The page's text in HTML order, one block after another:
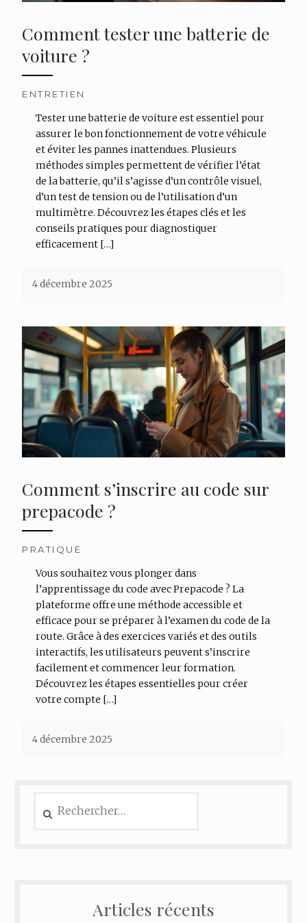
Comment tester une batterie de
voiture ?
ENTRETIEN
Tester une batterie de voiture est essentiel pour
assurer le bon fonctionnement de votre véhicule
et éviter les pannes inattendues. Plusieurs
méthodes simples permettent de vérifier l’état
de la batterie, qu’il s’agisse d’un contrôle visuel,
d’un test de tension ou de l’utilisation d’un
multimètre. Découvrez les étapes clés et les
conseils pratiques pour diagnostiquer
efficacement […]
4 décembre 2025
Comment s’inscrire au code sur
prepacode ?
PRATIQUE
Vous souhaitez vous plonger dans
l’apprentissage du code avec Prepacode ? La
plateforme offre une méthode accessible et
efficace pour se préparer à l’examen du code de la
route. Grâce à des exercices variés et des outils
interactifs, les utilisateurs peuvent s’inscrire
facilement et commencer leur formation.
Découvrez les étapes essentielles pour créer
votre compte […]
4 décembre 2025
Articles récents